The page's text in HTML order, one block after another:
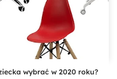
wybrać w 2020 roku?